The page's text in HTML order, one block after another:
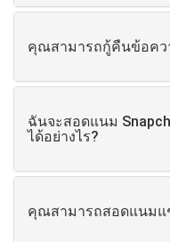
คุณสามารถกู้คืนข้อคว
ฉันจะสอดแนม
ได้อย่างไร?
คุณสามารถสอดแนมแ